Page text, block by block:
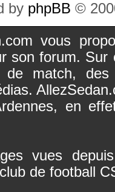
by phpBB ©
vous
son forum.
match, des
en
vues
de football